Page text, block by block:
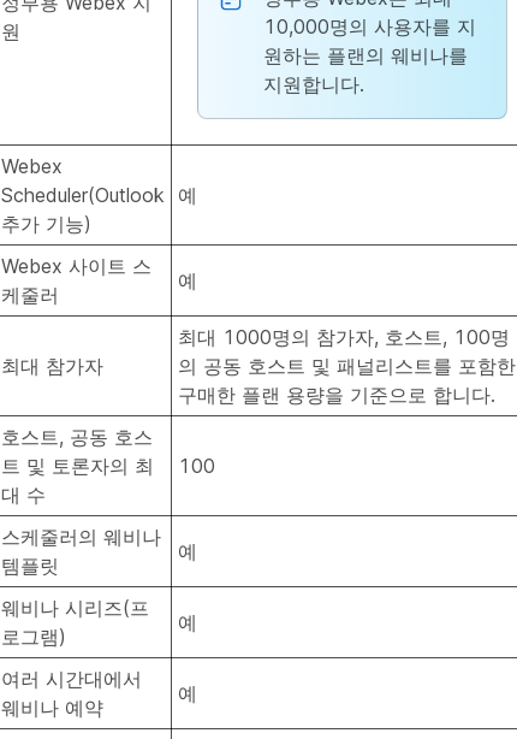
원
10,000명의 사용자를 지
원하는 플랜의 웨비나를
지원합니다.
Webex
Scheduler(Outlook
추가 기능)
예
Webex 사이트 스
케줄러
예
최대 참가자
최대 1000명의 참가자, 호스트, 100명
의 공동 호스트 및 패널리스트를 포함한
구매한 플랜 용량을 기준으로 합니다.
호스트, 공동 호스
트 및 토론자의 최
대 수
100
스케줄러의 웨비나
템플릿
예
웨비나 시리즈(프
로그램)
예
여러 시간대에서
웨비나 예약
예